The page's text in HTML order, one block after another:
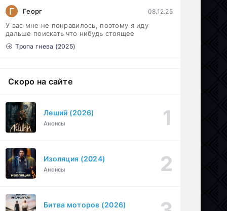
Г Георг 08.12.25
У вас мне не понравилось, поэтому я иду
дальше поискать что нибудь стоящее
Тропа гнева (2025)
Скоро на сайте
Леший (2026)
Анонсы
Изоляция (2024)
Анонсы
Битва моторов (2026)